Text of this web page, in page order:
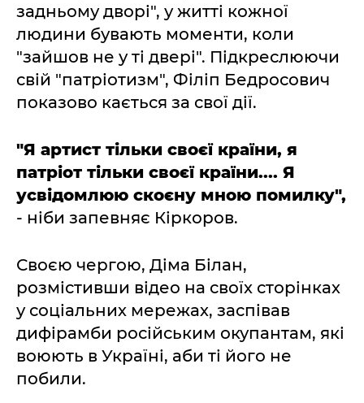
задньому дворі", у житті кожної
людини бувають моменти, коли
"зайшов не у ті двері". Підкреслюючи
свій "патріотизм", Філіп Бедросович
показово кається за свої дії.
"Я артист тільки своєї країни, я
патріот тільки своєї країни.... Я
усвідомлюю скоєну мною помилку",
- ніби запевняє Кіркоров.
Своєю чергою, Діма Білан,
розмістивши відео на своїх сторінках
у соціальних мережах, заспівав
дифірамби російським окупантам, які
воюють в Україні, аби ті його не
побили.